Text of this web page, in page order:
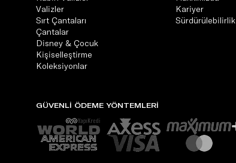
Valizler
Sırt Çantaları
Çantalar
Disney & Çocuk
Kişiselleştirme
Koleksiyonlar
Kariyer
Sürdürülebilirlik
GÜVENLİ ÖDEME YÖNTEMLERİ